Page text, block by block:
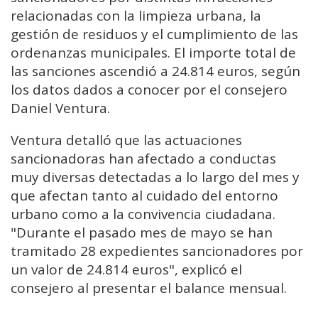
relacionadas con la limpieza urbana, la
gestión de residuos y el cumplimiento de las
ordenanzas municipales. El importe total de
las sanciones ascendió a 24.814 euros, según
los datos dados a conocer por el consejero
Daniel Ventura.
Ventura detalló que las actuaciones
sancionadoras han afectado a conductas
muy diversas detectadas a lo largo del mes y
que afectan tanto al cuidado del entorno
urbano como a la convivencia ciudadana.
"Durante el pasado mes de mayo se han
tramitado 28 expedientes sancionadores por
un valor de 24.814 euros", explicó el
consejero al presentar el balance mensual.